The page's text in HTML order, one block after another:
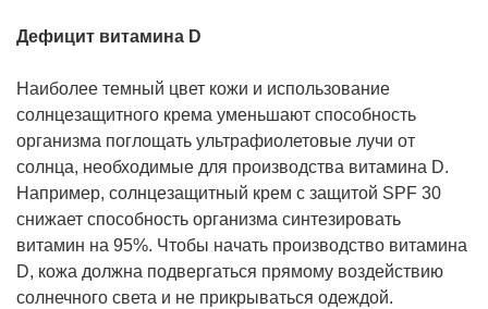
Дефицит витамина D
Наиболее темный цвет кожи и использование
солнцезащитного крема уменьшают способность
организма поглощать ультрафиолетовые лучи от
солнца, необходимые для производства витамина D.
Например, солнцезащитный крем с защитой SPF 30
снижает способность организма синтезировать
витамин на 95%. Чтобы начать производство витамина
D, кожа должна подвергаться прямому воздействию
солнечного света и не прикрываться одеждой.